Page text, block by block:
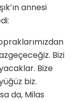
annesi
Bizi
Bize
biz.
da, Milas